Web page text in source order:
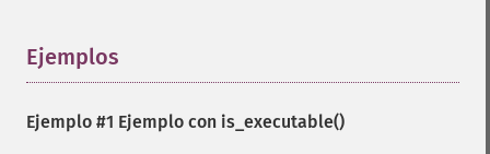
Ejemplos
Ejemplo #1 Ejemplo con is_executable()